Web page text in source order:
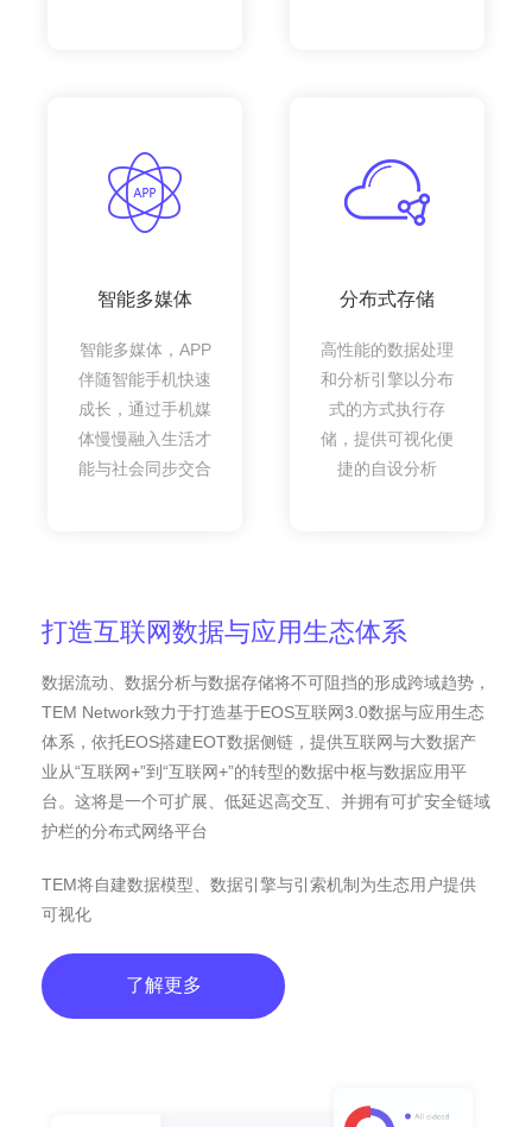
智能多媒体
智能多媒体，APP
伴随智能手机快速
成长，通过手机媒
体慢慢融入生活才
能与社会同步交合
分布式存储
高性能的数据处理
和分析引擎以分布
式的方式执行存
储，提供可视化便
捷的自设分析
打造互联网数据与应用生态体系
数据流动、数据分析与数据存储将不可阻挡的形成跨域趋势，
TEM Network致力于打造基于EOS互联网3.0数据与应用生态
体系，依托EOS搭建EOT数据侧链，提供互联网与大数据产
业从“互联网+”到“互联网+”的转型的数据中枢与数据应用平
台。这将是一个可扩展、低延迟高交互、并拥有可扩安全链域
护栏的分布式网络平台
TEM将自建数据模型、数据引擎与引索机制为生态用户提供
可视化
了解更多